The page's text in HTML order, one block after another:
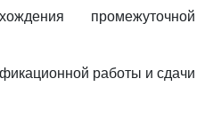
промежуточной
работы и сдачи